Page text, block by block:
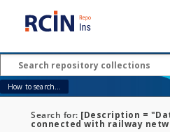
How to search...
Search for: [Description =
connected with railway